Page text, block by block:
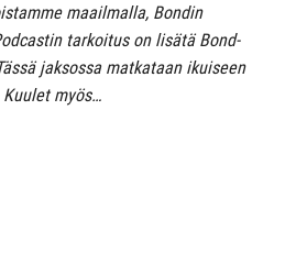
maailmalla, Bondin
tarkoitus on lisätä Bond-
jaksossa matkataan ikuiseen
myös…